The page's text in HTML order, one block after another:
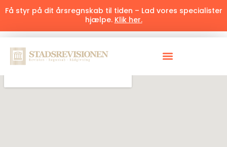
Få styr på dit årsregnskab til tiden – Lad vores specialister
hjælpe. Klik her.